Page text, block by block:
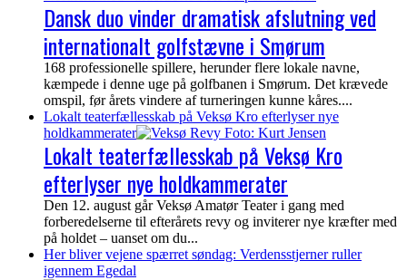
Dansk duo vinder dramatisk afslutning ved
internationalt golfstævne i Smørum
168 professionelle spillere, herunder flere lokale navne,
kæmpede i denne uge på golfbanen i Smørum. Det krævede
omspil, før årets vindere af turneringen kunne kåres....
Lokalt teaterfællesskab på Veksø Kro efterlyser nye
holdkammerater
Lokalt teaterfællesskab på Veksø Kro
efterlyser nye holdkammerater
Den 12. august går Veksø Amatør Teater i gang med
forberedelserne til efterårets revy og inviterer nye kræfter med
på holdet – uanset om du...
Her bliver vejene spærret søndag: Verdensstjerner ruller
igennem Egedal